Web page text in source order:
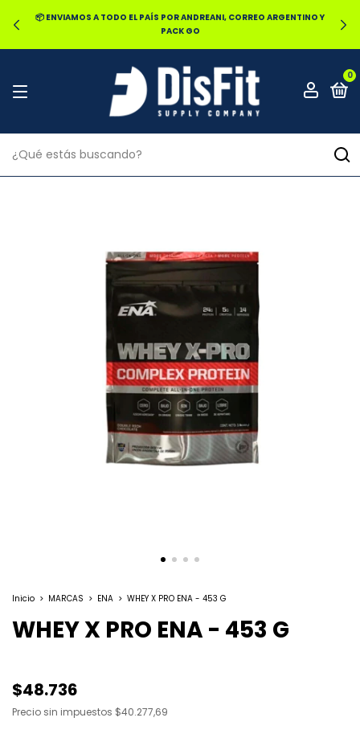
📦 ENVIAMOS A TODO EL PAÍS POR ANDREANI, CORREO ARGENTINO Y
PACK GO
0
Inicio > MARCAS > ENA > WHEY X PRO ENA - 453 G
WHEY X PRO ENA - 453 G
$48.736
Precio sin impuestos $40.277,69